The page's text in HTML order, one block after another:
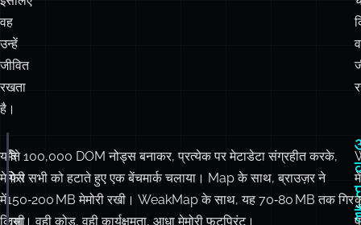
रखता
है।
मेमोरी
ऑब्जेक्ट
को
रखने
document.body.removeChild(element);
// The element gets Garbage Collected
// The cache entry vanishes automatically
हैं